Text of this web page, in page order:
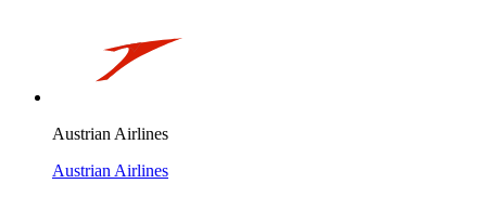
Austrian Airlines
Austrian Airlines